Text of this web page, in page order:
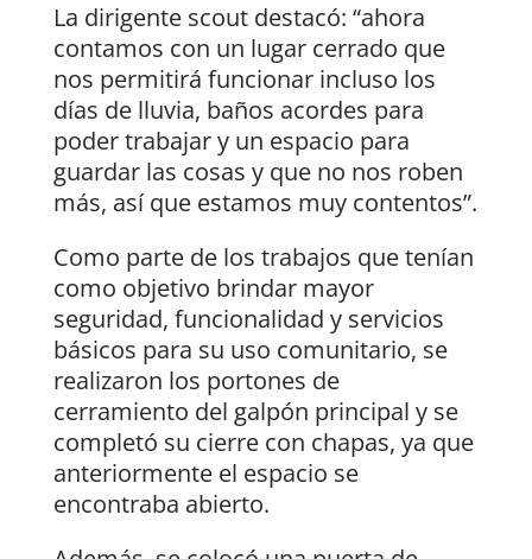
La dirigente scout destacó: “ahora
contamos con un lugar cerrado que
nos permitirá funcionar incluso los
días de lluvia, baños acordes para
poder trabajar y un espacio para
guardar las cosas y que no nos roben
más, así que estamos muy contentos”.
Como parte de los trabajos que tenían
como objetivo brindar mayor
seguridad, funcionalidad y servicios
básicos para su uso comunitario, se
realizaron los portones de
cerramiento del galpón principal y se
completó su cierre con chapas, ya que
anteriormente el espacio se
encontraba abierto.